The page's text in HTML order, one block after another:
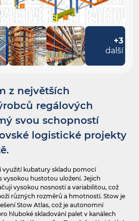
z největších
regálových
svou schopností
logistické projekty
využití kubatury skladu pomocí
vysokou hustotou uložení. Jejich
vysokou nosností a variabilitou, což
různých rozměrů a hmotností. Stow je
Stow Atlas, což je autonomní
hluboké skladování palet v kanálech
+3
další